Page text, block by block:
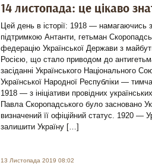
14 листопада: це цікаво
Цей день в історії: 1918 — намагаючись
підтримкою Антанти, гетьман
федерацію Української Держави з
Росією, що стало приводом до
засіданні Українського Національного
Української Народної Республіки —
1918 — з ініціативи провідних
Павла Скоропадського було засновано
визначений її офіційний статус. 1920
залишити Україну […]
13 Листопада 2019 08:02